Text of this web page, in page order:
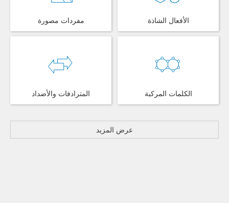
مفردات مصورة الأفعال الشاذة
المترادفات والأضداد الكلمات المركبة
عرض المزيد